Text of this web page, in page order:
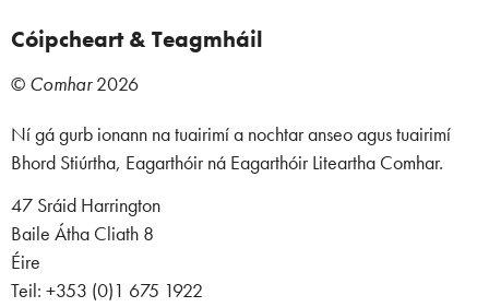
Cóipcheart & Teagmháil
© Comhar2026
Ní gá gurb ionann na tuairimí a nochtar anseo agus tuairimí
Bhord Stiúrtha, Eagarthóir ná Eagarthóir Liteartha Comhar.
47 Sráid Harrington
Baile Átha Cliath 8
Éire
Teil: +353 (0)1 675 1922